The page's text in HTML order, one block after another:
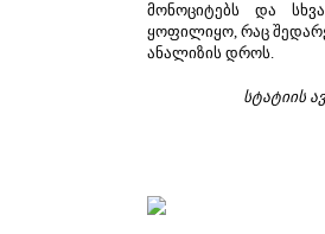
მონოციტებს და
ყოფილიყო, რაც
ანალიზის დროს.
სტატიის